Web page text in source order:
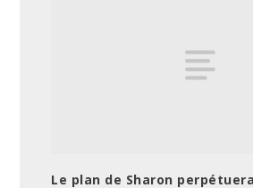
Le plan de Sharon